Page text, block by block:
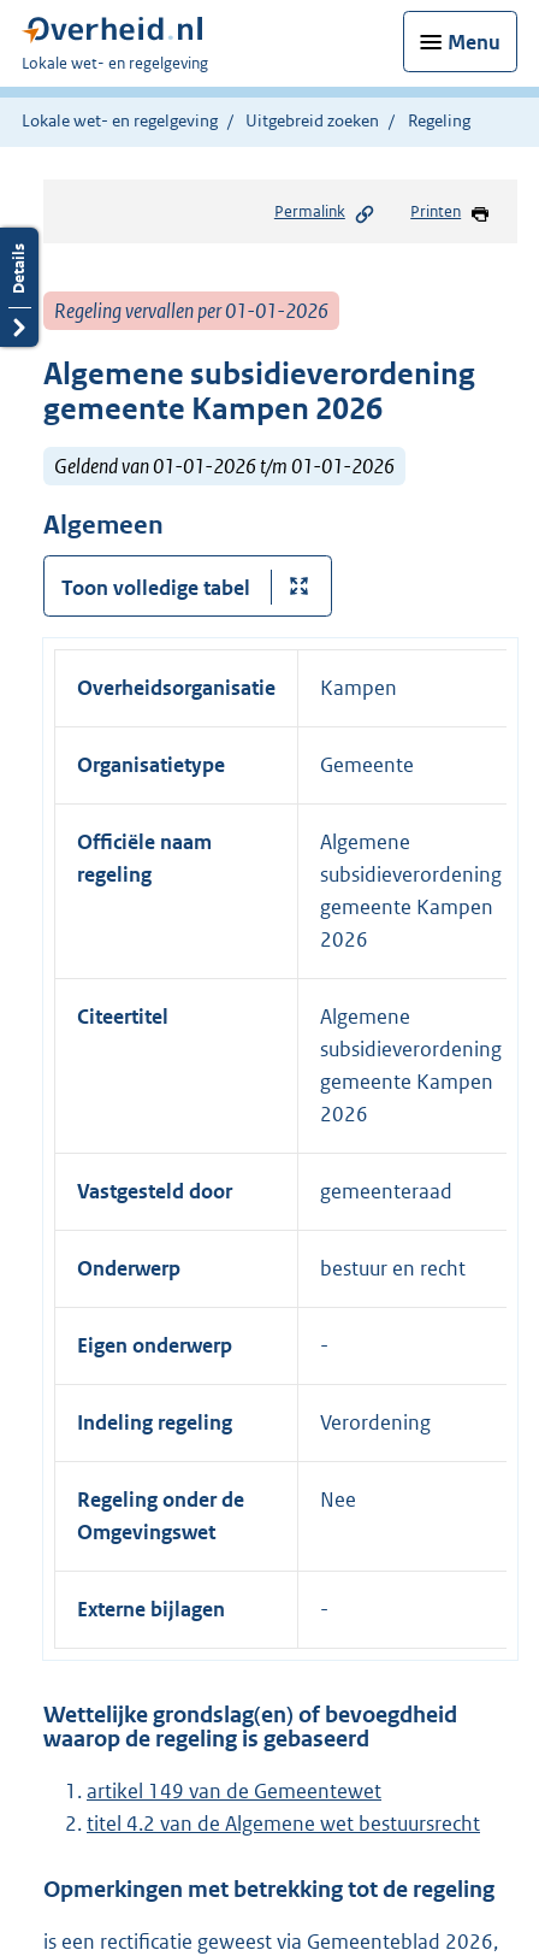
Menu
U
bent
hier:
Lokale wet- en regelgeving
Lokale wet- en regelgeving Uitgebreid zoeken Regeling
Permalink Printen
Regeling vervallen per 01-01-2026
Algemene subsidieverordening
gemeente Kampen 2026
Geldend van 01-01-2026 t/m 01-01-2026
Algemeen
Toon volledige tabel
Overheidsorganisatie Kampen
Organisatietype Gemeente
Officiële naam
regeling
Algemene
subsidieverordening
gemeente Kampen
2026
Citeertitel
Algemene
subsidieverordening
gemeente Kampen
2026
Vastgesteld door gemeenteraad
Onderwerp bestuur en recht
Eigen onderwerp
Indeling regeling Verordening
Regeling onder de
Omgevingswet
Nee
Externe bijlagen
Wettelijke grondslag(en) of bevoegdheid
waarop de regeling is gebaseerd
artikel 149 van de Gemeentewet
titel 4.2 van de Algemene wet bestuursrecht
Opmerkingen met betrekking tot de regeling
is een rectificatie geweest via Gemeenteblad 2026,